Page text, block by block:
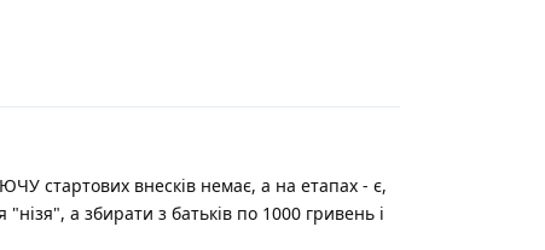
стартових внесків немає, а на етапах - є,
а збирати з батьків по 1000 гривень і